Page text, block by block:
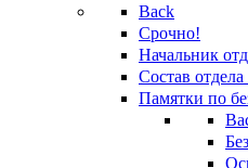
Back
Срочно!
Начальник
Состав
Памятки по